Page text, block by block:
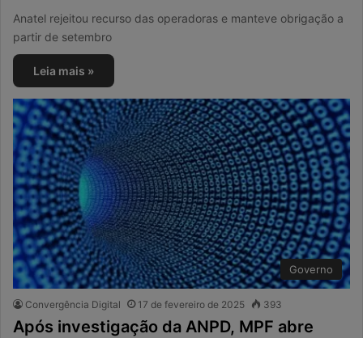
Anatel rejeitou recurso das operadoras e manteve obrigação a
partir de setembro
Leia mais »
Governo
Convergência Digital 17 de fevereiro de 2025 393
Após investigação da ANPD, MPF abre